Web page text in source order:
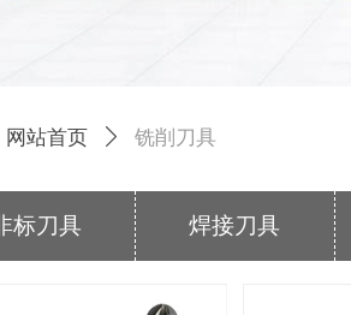
标刀具 焊接刀具
网站首页 ꄲ 铣削刀具